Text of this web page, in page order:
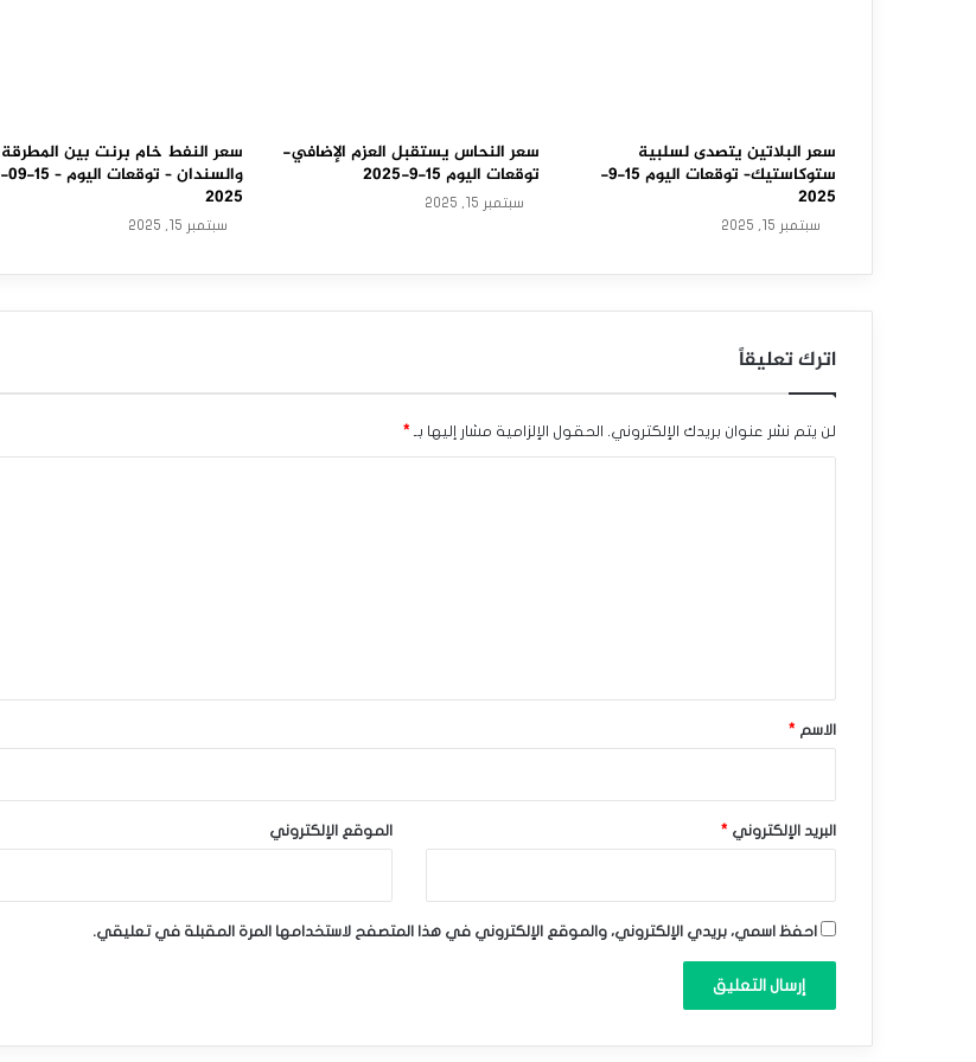
ت
ف
ع
ب
ح
ذ
ر
–
ت
ا
ل
ي
و
م
–
0
سعر البلاتين يتصدى لسلبية
ستوكاستيك– توقعات اليوم 15-9-
2025
سبتمبر 15, 2025
سعر النحاس يستقبل العزم الإضافي-
توقعات اليوم 15-9-2025
سبتمبر 15, 2025
سعر النفط خام برنت بين المطرقة
والسندان – توقعات اليوم – 15-09-
2025
سبتمبر 15, 2025
اترك تعليقاً
لن يتم نشر عنوان بريدك الإلكتروني. الحقول الإلزامية مشار إليها بـ *
*الاسم *
البريد الإلكتروني * الموقع الإلكتروني
احفظ اسمي، بريدي الإلكتروني، والموقع الإلكتروني في هذا المتصفح لاستخدامها المرة المقبلة في تعليقي.